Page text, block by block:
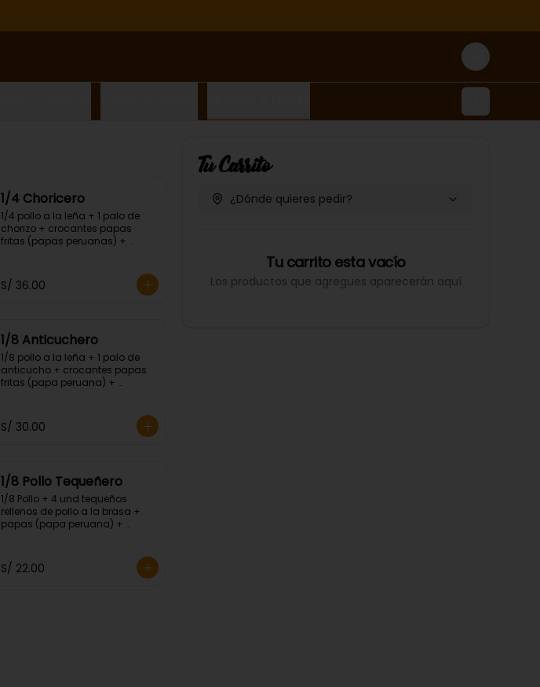
Login
1/4 Choricero
1/4 pollo a la leña + 1 palo de
chorizo + crocantes papas
fritas (papas peruanas) +
S/ 36.00
1/8 Anticuchero
1/8 pollo a la leña + 1 palo de
anticucho + crocantes papas
fritas (papa peruana) +
S/ 30.00
1/8 Pollo Tequeñero
1/8 Pollo + 4 und tequeños
rellenos de pollo a la brasa +
papas (papa peruana) +
S/ 22.00
Tu Carrito
¿Dónde quieres pedir?
Tu carrito esta vacío
Los productos que agregues aparecerán aquí